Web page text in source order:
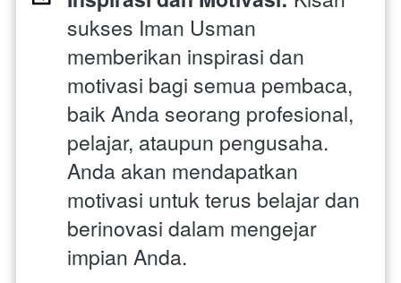
sukses Iman Usman
memberikan inspirasi dan
motivasi bagi semua pembaca,
baik Anda seorang profesional,
pelajar, ataupun pengusaha.
Anda akan mendapatkan
motivasi untuk terus belajar dan
berinovasi dalam mengejar
impian Anda.